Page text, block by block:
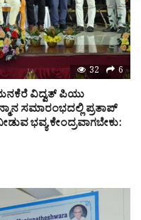
32 6
ವಿದ್ವತ್ ಪಿಯು
ಸಮಾರಂಭದಲ್ಲಿ ಪ್ರತಾಪ್
ಭವ್ಯ ಕೇಂದ್ರವಾಗಬೇಕು: